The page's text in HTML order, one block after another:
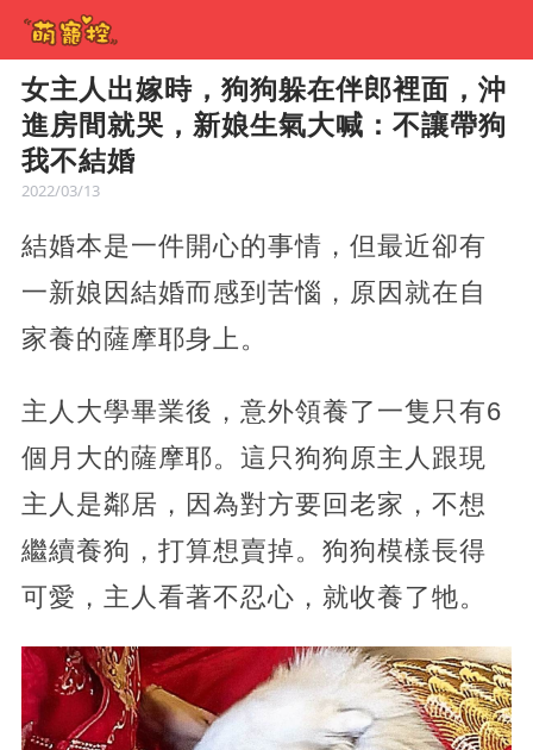
女主人出嫁時，狗狗躲在伴郎裡面，沖
進房間就哭，新娘生氣大喊：不讓帶狗
我不結婚
2022/03/13
結婚本是一件開心的事情，但最近卻有
一新娘因結婚而感到苦惱，原因就在自
家養的薩摩耶身上。
主人大學畢業後，意外領養了一隻只有6
個月大的薩摩耶。這只狗狗原主人跟現
主人是鄰居，因為對方要回老家，不想
繼續養狗，打算想賣掉。狗狗模樣長得
可愛，主人看著不忍心，就收養了牠。